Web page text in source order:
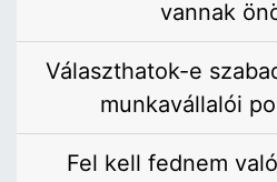
vannak
Választhatok-e
munkavállalói
Fel kell fednem